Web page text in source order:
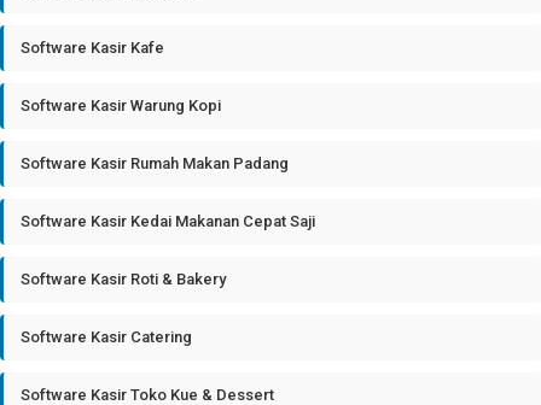
Software Kasir Kafe
Software Kasir Warung Kopi
Software Kasir Rumah Makan Padang
Software Kasir Kedai Makanan Cepat Saji
Software Kasir Roti & Bakery
Software Kasir Catering
Software Kasir Toko Kue & Dessert